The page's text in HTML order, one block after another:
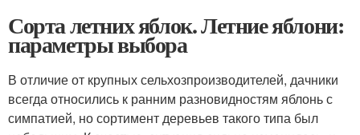
Сорта летних яблок. Летние яблони:
параметры выбора
В отличие от крупных сельхозпроизводителей, дачники
всегда относились к ранним разновидностям яблонь с
симпатией, но сортимент деревьев такого типа был